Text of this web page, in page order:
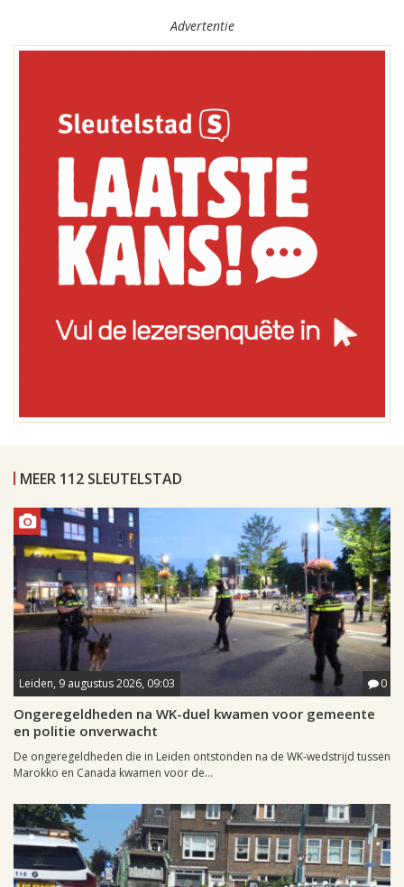
Advertentie
MEER 112 SLEUTELSTAD
Leiden, 9 augustus 2026, 09:03 0
Ongeregeldheden na WK-duel kwamen voor gemeente
en politie onverwacht
De ongeregeldheden die in Leiden ontstonden na de WK-wedstrijd tussen
Marokko en Canada kwamen voor de...